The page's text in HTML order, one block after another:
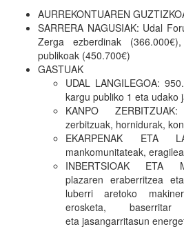
AURREKONTUAREN
SARRERA NAGUSIAK: Udal
Zerga ezberdinak
publikoak (450.700€)
GASTUAK
UDAL LANGILEGOA:
kargu publiko 1 eta udako
KANPO
zerbitzuak, hornidurak,
EKARPENAK ETA
mankomunitateak,
INBERTSIOAK ETA
plazaren eraberritzea
luberri aretoko
erosketa,
eta jasangarritasun